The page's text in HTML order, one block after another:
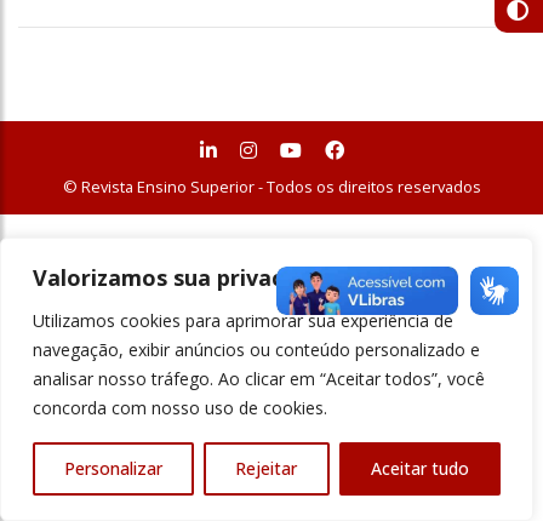
Valorizamos sua privacidade
Utilizamos cookies para aprimorar sua experiência de
navegação, exibir anúncios ou conteúdo personalizado e
analisar nosso tráfego. Ao clicar em “Aceitar todos”, você
concorda com nosso uso de cookies.
Personalizar Rejeitar Aceitar tudo
© Revista Ensino Superior - Todos os direitos reservados